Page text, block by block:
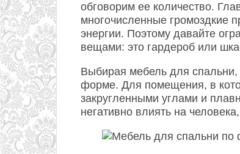
обговорим ее количество.
многочисленные громоздкие
энергии. Поэтому давайте
вещами: это гардероб или
Выбирая мебель для спальни,
форме. Для помещения, в
закругленными углами и
негативно влиять на